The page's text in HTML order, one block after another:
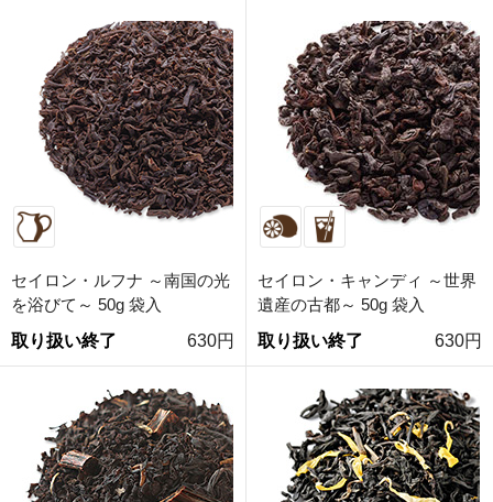
セイロン・ルフナ ～南国の光
を浴びて～ 50g 袋入
取り扱い終了
630円
セイロン・キャンディ ～世界
遺産の古都～ 50g 袋入
取り扱い終了
630円